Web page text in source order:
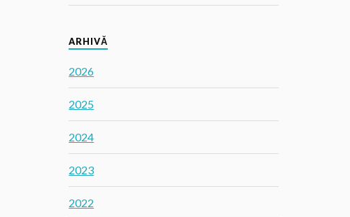
ARHIVĂ
2026
2025
2024
2023
2022